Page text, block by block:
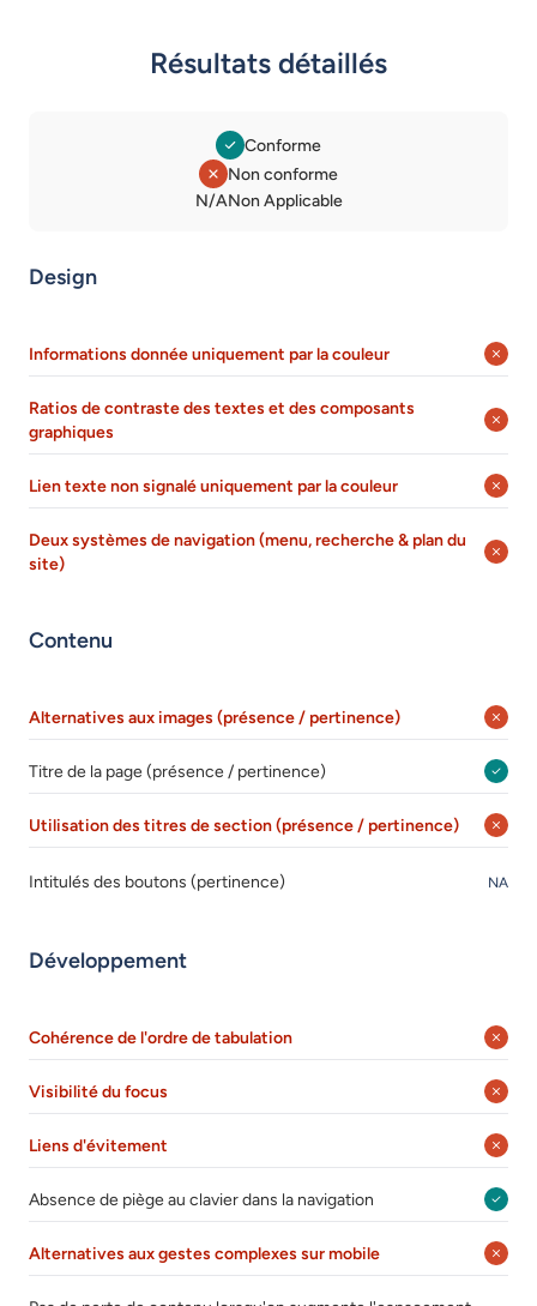
Résultats détaillés
Légende des statuts
Conforme
Non conforme
N/ANon Applicable
Design
Informations donnée uniquement par la couleur
Ratios de contraste des textes et des composants
graphiques
Lien texte non signalé uniquement par la couleur
Deux systèmes de navigation (menu, recherche & plan du
site)
Contenu
Alternatives aux images (présence / pertinence)
Titre de la page (présence / pertinence)
Utilisation des titres de section (présence / pertinence)
Intitulés des boutons (pertinence) NA
Développement
Cohérence de l'ordre de tabulation
Visibilité du focus
Liens d'évitement
Absence de piège au clavier dans la navigation
Alternatives aux gestes complexes sur mobile